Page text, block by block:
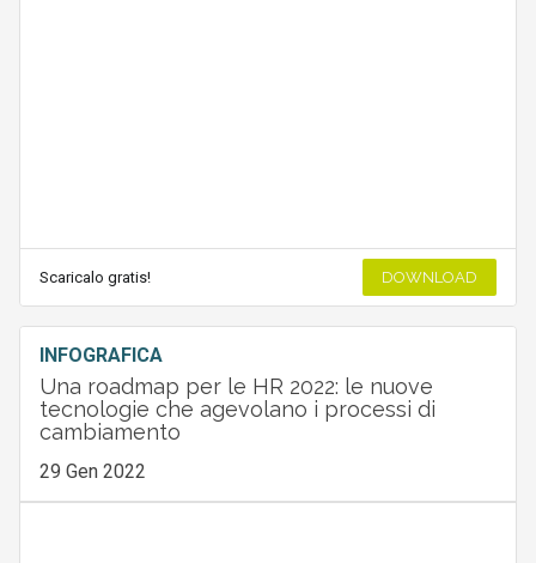
Scaricalo gratis! DOWNLOAD
INFOGRAFICA
Una roadmap per le HR 2022: le nuove
tecnologie che agevolano i processi di
cambiamento
29 Gen 2022